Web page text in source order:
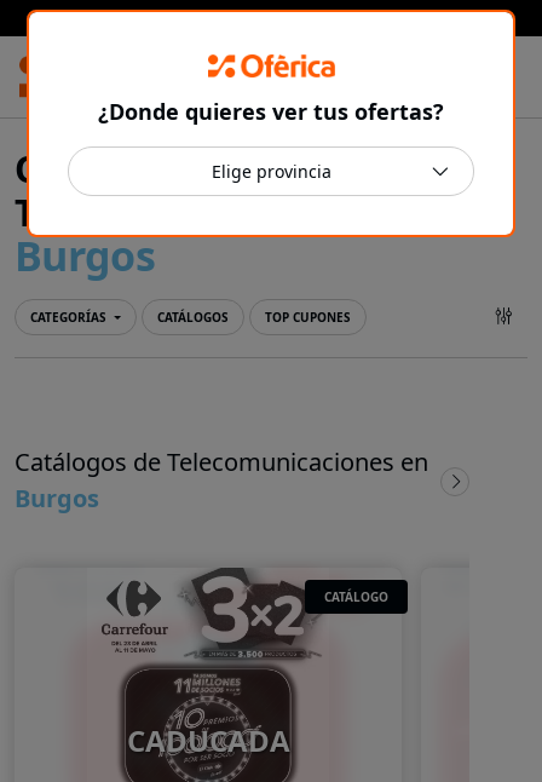
Prensa Ibérica
Ofertas y catálogos de
Telecomunicaciones en
Burgos
CATEGORÍAS CATÁLOGOS TOP CUPONES
Catálogos de Telecomunicaciones en
Burgos
CATÁLOGO
CADUCADA
¿Donde quieres ver tus ofertas?